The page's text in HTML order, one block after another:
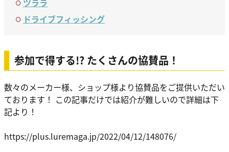
ドライブフィッシング
参加で得する!? たくさんの協賛品！
数々のメーカー様、ショップ様より協賛品をご提供いただい
ております！ この記事だけでは紹介が難しいので詳細は下
記より！
https://plus.luremaga.jp/2022/04/12/148076/